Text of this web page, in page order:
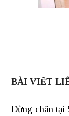
BÀI VIẾT
Dừng chân tại